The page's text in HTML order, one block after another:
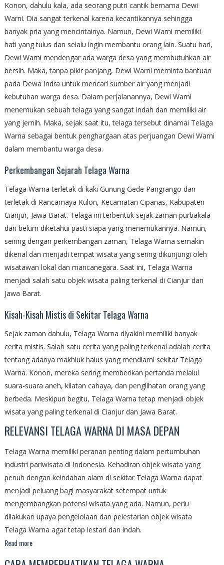
Konon, dahulu kala, ada seorang putri cantik bernama Dewi
Warni. Dia sangat terkenal karena kecantikannya sehingga
banyak pria yang mencintainya. Namun, Dewi Warni memiliki
hati yang tulus dan selalu ingin membantu orang lain. Suatu hari,
Dewi Warni mendengar ada warga desa yang membutuhkan air
bersih. Maka, tanpa pikir panjang, Dewi Warni meminta bantuan
pada Dewa Indra untuk mencari sumber air yang menjadi
kebutuhan warga desa. Dalam perjalanannya, Dewi Warni
menemukan sebuah telaga yang sangat indah dan memiliki air
yang jernih. Maka, sejak saat itu, telaga tersebut dinamai Telaga
Warna sebagai bentuk penghargaan atas perjuangan Dewi Warni
dalam membantu warga desa.
Perkembangan Sejarah Telaga Warna
Telaga Warna terletak di kaki Gunung Gede Pangrango dan
terletak di Rancamaya Kulon, Kecamatan Cipanas, Kabupaten
Cianjur, Jawa Barat. Telaga ini terbentuk sejak zaman purbakala
dan belum diketahui pasti siapa yang menemukannya. Namun,
seiring dengan perkembangan zaman, Telaga Warna semakin
dikenal dan menjadi tempat wisata yang sering dikunjungi oleh
wisatawan lokal dan mancanegara. Saat ini, Telaga Warna
menjadi salah satu objek wisata paling terkenal di Cianjur dan
Jawa Barat.
Kisah-Kisah Mistis di Sekitar Telaga Warna
Sejak zaman dahulu, Telaga Warna diyakini memiliki banyak
cerita mistis. Salah satu cerita yang paling terkenal adalah cerita
tentang adanya makhluk halus yang mendiami sekitar Telaga
Warna. Konon, mereka sering memberikan pertanda melalui
suara-suara aneh, kilatan cahaya, dan penglihatan orang yang
berbeda. Meskipun begitu, Telaga Warna tetap menjadi objek
wisata yang paling terkenal di Cianjur dan Jawa Barat.
RELEVANSI TELAGA WARNA DI MASA DEPAN
Telaga Warna memiliki peranan penting dalam pertumbuhan
industri pariwisata di Indonesia. Kehadiran objek wisata yang
penuh dengan keindahan alam di sekitar Telaga Warna dapat
menjadi peluang bagi masyarakat setempat untuk
mengembangkan potensi wisata yang ada. Namun, perlu
dilakukan upaya pengelolaan dan pelestarian objek wisata
Telaga Warna agar tetap lestari dan indah.
Read more